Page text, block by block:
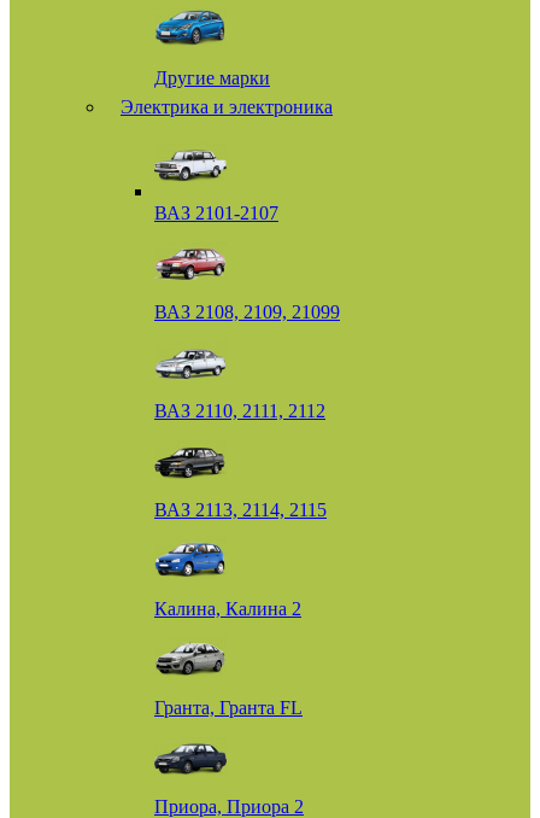
Другие марки
Электрика и электроника
ВАЗ 2101-2107
ВАЗ 2108, 2109, 21099
ВАЗ 2110, 2111, 2112
ВАЗ 2113, 2114, 2115
Калина, Калина 2
Гранта, Гранта FL
Приора, Приора 2